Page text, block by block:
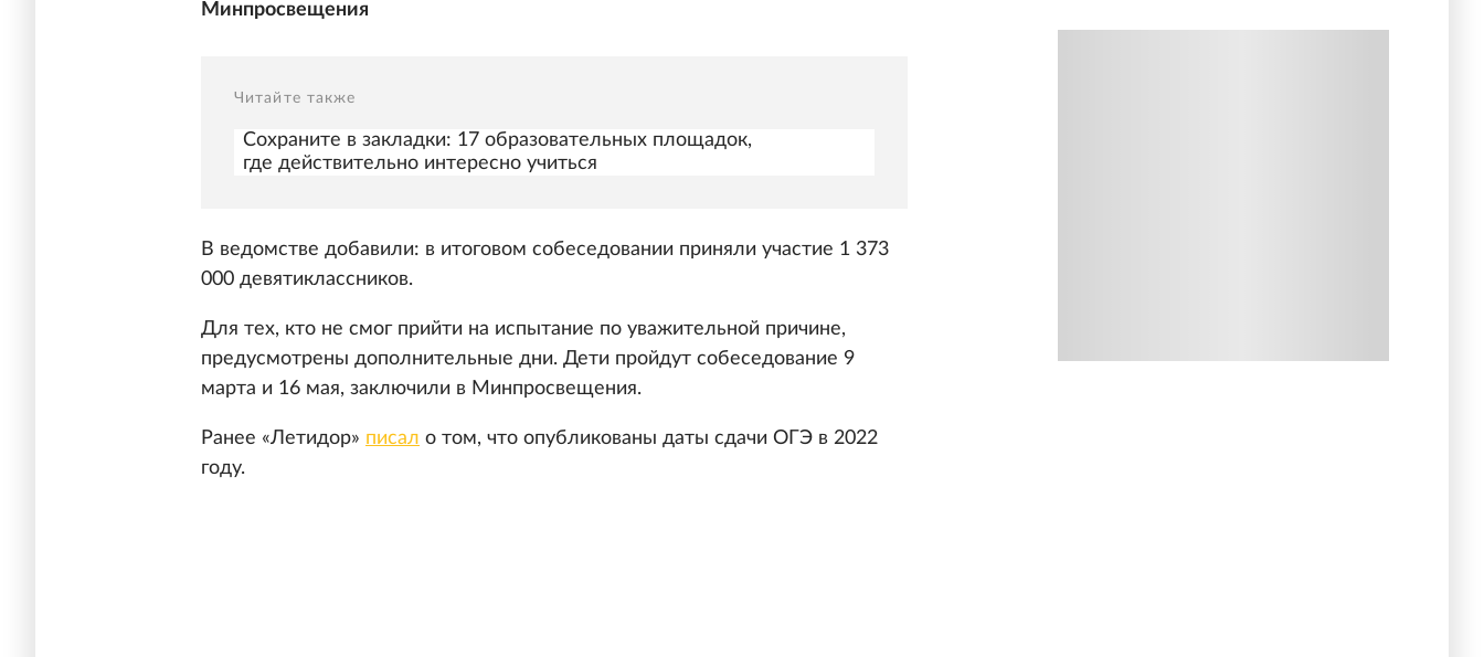
Минпросвещения
Читайте также
Сохраните в закладки: 17 образовательных площадок,
где действительно интересно учиться
В ведомстве добавили: в итоговом собеседовании приняли участие 1 373
000 девятиклассников.
Для тех, кто не смог прийти на испытание по уважительной причине,
предусмотрены дополнительные дни. Дети пройдут собеседование 9
марта и 16 мая, заключили в Минпросвещения.
Ранее «Летидор» писал о том, что опубликованы даты сдачи ОГЭ в 2022
году.